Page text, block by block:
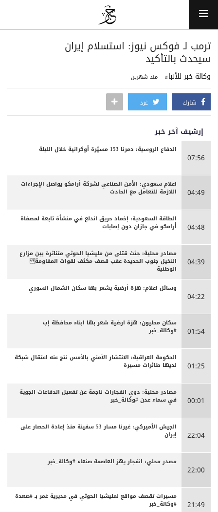
ترمب لـ فوكس نيوز: استسلام إيران
سيحدث بالتأكيد
وكالة خبر للأنباء منذ شهرين
شارك غرد
إرشيف آخر خبر
07:56
الدفاع الروسية: دمرنا 153 مسيّرة أوكرانية خلال الليلة
04:49
اعلام سعودي: الأمن الصناعي لشركة أرامكو يواصل الإجراءات
اللازمة للتعامل مع الحادث
04:48
الطاقة السعودية: إخماد حريق اندلع في منشأة تابعة لمصفاة
أرامكو في جازان دون إصابات
04:39
مصادر محلية: جثث قتلى من مليشيا الحوثي متناثرة بين مزارع
النخيل جنوب الحديدة عقب قصف مكثف لقوات المقاومة
الوطنية
04:22
وسائل اعلام: هزة أرضية يشعر بها سكان الشمال السوري
01:54
سكان محليون: هزة ارضية شعر بها ابناء محافظة إب
#وكالة_خبر
01:25
الحكومة العراقية: الانتشار الأمني بالأمس نتج عنه اعتقال شبكة
لديها طائرات مسيرة
00:01
مصادر محلية: دوي انفجارات ناجمة عن تفعيل الدفاعات الجوية
في سماء عدن #وكالة_خبر
22:04
الجيش الأميركي: غيرنا مسار 53 سفينة منذ إعادة الحصار على
إيران
22:00
مصدر محلي: انفجار يهز العاصمة صنعاء #وكالة_خبر
21:49
مسيرات تقصف مواقع لمليشيا الحوثي في مديرية غمر بـ #صعدة
#وكالة_خبر